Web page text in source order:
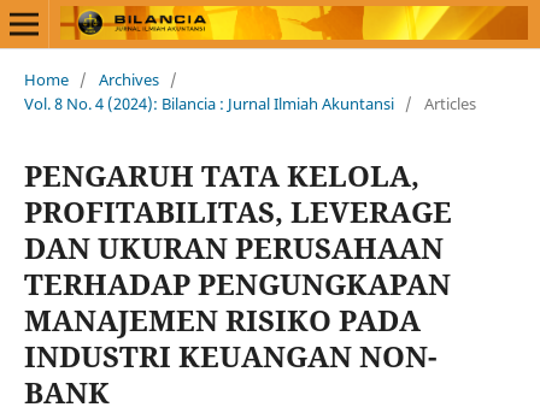
Home / Archives /
Vol. 8 No. 4 (2024): Bilancia : Jurnal Ilmiah Akuntansi / Articles
PENGARUH TATA KELOLA,
PROFITABILITAS, LEVERAGE
DAN UKURAN PERUSAHAAN
TERHADAP PENGUNGKAPAN
MANAJEMEN RISIKO PADA
INDUSTRI KEUANGAN NON-
BANK